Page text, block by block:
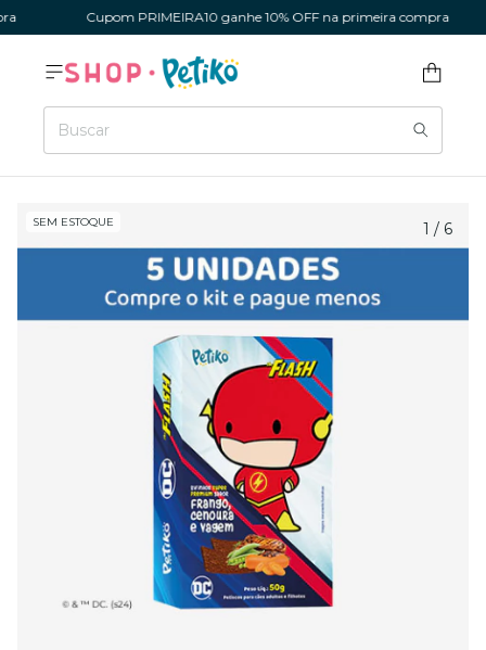
Cupom PRIMEIRA10 ganhe 10% OFF na primeira compra
SEM ESTOQUE 1 / 6